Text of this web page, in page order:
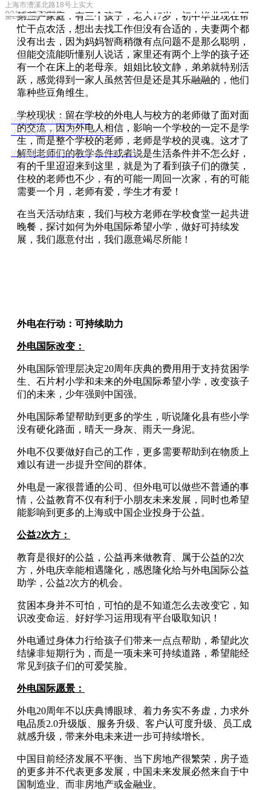
第三户家庭：有三个孩子，老大17岁，初中毕业现在帮
忙干点农活，想出去找工作但没有合适的，夫妻两个都
没有出去，因为妈妈智商稍微有点问题不是那么聪明，
但能交流能听懂别人说话，家里还有两个上学的孩子还
有一个在床上的老母亲。姐姐比较文静，弟弟就特别活
跃，感觉得到一家人虽然苦但是还是其乐融融的，他们
靠种些豆角维生。
学校现状：留在学校的外电人与校方的老师做了面对面
的交流，因为外电人相信，影响一个学校的一定不是学
生，而是整个学校的老师，老师是学校的灵魂。这才了
解到老师们的教学条件或者说是生活条件并不怎么好，
有的千里迢迢来到这里，就是为了看到孩子们的微笑，
住校的老师也不少，有的可能一周回一次家，有的可能
需要一个月，老师有爱，学生才有爱！
在当天活动结束，我们与校方老师在学校食堂一起共进
晚餐，探讨如何为外电国际希望小学，做好可持续发
展，我们愿意付出，我们愿意竭尽所能！
外电在行动：可持续助力
外电国际改变：
外电国际管理层决定20周年庆典的费用用于支持贫困学
生、石片村小学和未来的外电国际希望小学，改变孩子
们的未来，少年强则中国强。
外电国际希望帮助到更多的学生，听说隆化县有些小学
没有硬化路面，晴天一身灰、雨天一身泥。
外电不仅要做好自己的工作，更多需要帮助到在物质上
难以有进一步提升空间的群体。
外电是一家很普通的公司、但外电可以做些不普通的事
情，公益教育不仅有利于小朋友未来发展，同时也希望
能影响到更多的上海或中国企业投身于公益。
公益2次方：
教育是很好的公益，公益再来做教育、属于公益的2次
方，外电庆幸能相遇隆化，感恩隆化给与外电国际公益
助学，公益2次方的机会。
贫困本身并不可怕，可怕的是不知道怎么去改变它，知
识改变命运、好好学习运用现有平台吸取知识！
外电通过身体力行给孩子们带来一点点帮助，希望此次
结缘非短期行为，而是一项未来可持续道路，希望能经
常见到孩子们的可爱笑脸。
外电国际愿景：
外电20周年不以庆典博眼球、着力务实不务虚，力求外
电品质2.0升级版、服务升级、客户认可度升级、员工成
就感升级，带来外电未来进一步可持续增长。
中国目前经济发展不平衡、当下房地产很繁荣，房子造
的更多并不代表更多发展，中国未来发展必然来自于中
国制造业、而非房地产或金融业。
021-64272933
上海市漕溪北路18号上实大
厦28楼H座
沪ICP备12016877号-1
沪公网安备31010402004548号
沪(浦)应急管危经许[2020]203111(FYS)